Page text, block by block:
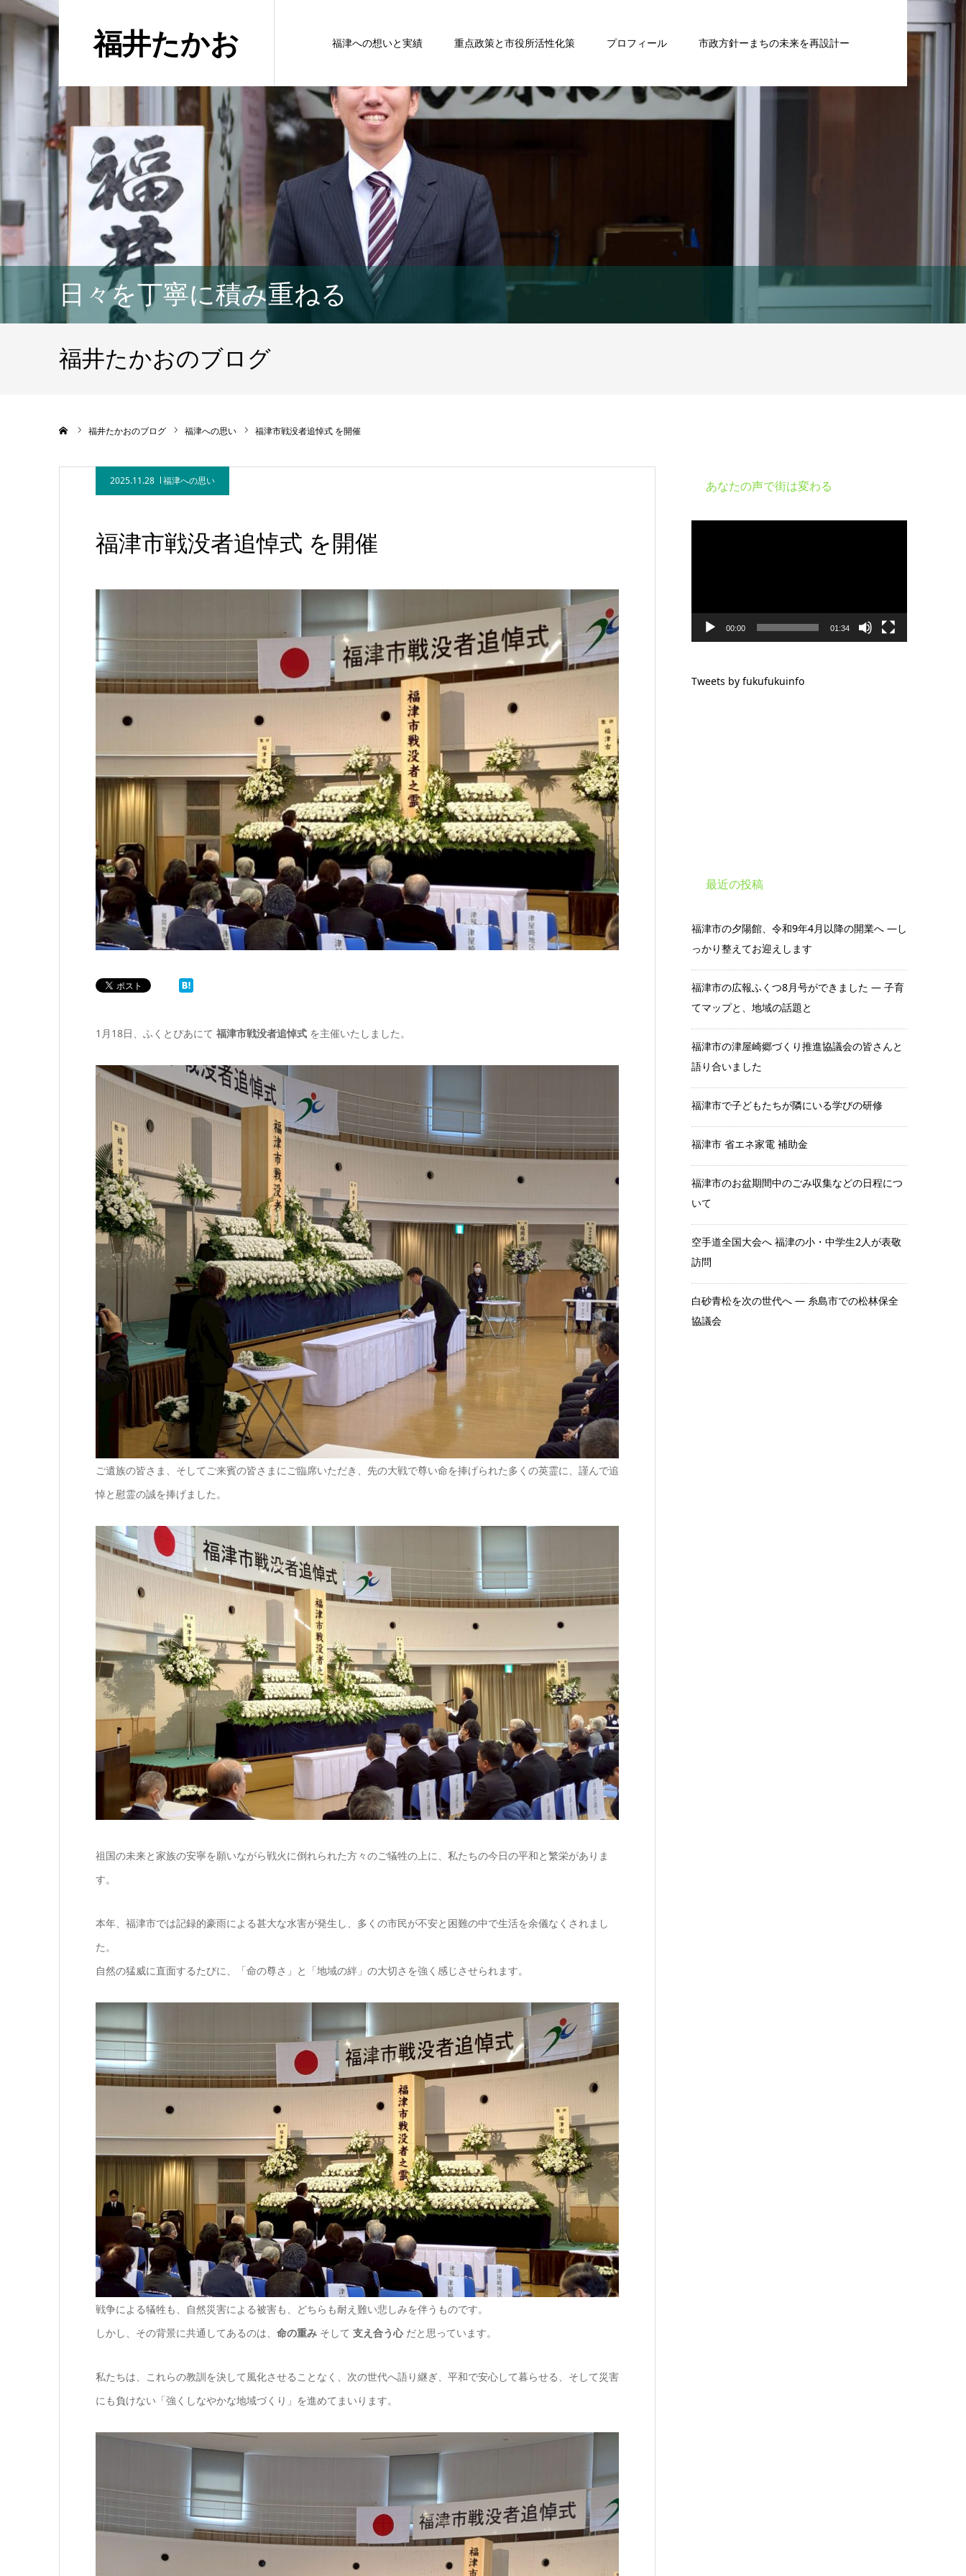
福井たかお 福津への想いと実績 重点政策と市役所活性化策 プロフィール 市政方針ーまちの未来を再設計ー
日々を丁寧に積み重ねる
福井たかおのブログ
福井たかおのブログ 福津への思い 福津市戦没者追悼式 を開催
2025.11.28 福津への思い
福津市戦没者追悼式 を開催
1月18日、ふくとぴあにて 福津市戦没者追悼式 を主催いたしました。
ご遺族の皆さま、そしてご来賓の皆さまにご臨席いただき、先の大戦で尊い命を捧げられた多くの英霊に、謹んで追
悼と慰霊の誠を捧げました。
祖国の未来と家族の安寧を願いながら戦火に倒れられた方々のご犠牲の上に、私たちの今日の平和と繁栄がありま
す。
本年、福津市では記録的豪雨による甚大な水害が発生し、多くの市民が不安と困難の中で生活を余儀なくされまし
た。
自然の猛威に直面するたびに、「命の尊さ」と「地域の絆」の大切さを強く感じさせられます。
戦争による犠牲も、自然災害による被害も、どちらも耐え難い悲しみを伴うものです。
しかし、その背景に共通してあるのは、 命の重み そして 支え合う心だと思っています。
私たちは、これらの教訓を決して風化させることなく、次の世代へ語り継ぎ、平和で安心して暮らせる、そして災害
にも負けない「強くしなやかな地域づくり」を進めてまいります。
あなたの声で街は変わる
動
00:00 01:34
Tweets by fukufukuinfo
最近の投稿
福津市の夕陽館、令和9年4月以降の開業へ ―し
っかり整えてお迎えします
福津市の広報ふくつ8月号ができました ― 子育
てマップと、地域の話題と
福津市の津屋崎郷づくり推進協議会の皆さんと
語り合いました
福津市で子どもたちが隣にいる学びの研修
福津市 省エネ家電 補助金
福津市のお盆期間中のごみ収集などの日程につ
いて
空手道全国大会へ 福津の小・中学生2人が表敬
訪問
白砂青松を次の世代へ ― 糸島市での松林保全
協議会